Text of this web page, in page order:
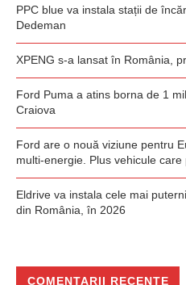
PPC blue va instala stații de
Dedeman
XPENG s-a lansat în România,
Ford Puma a atins borna de 1
Craiova
Ford are o nouă viziune pentru
multi-energie. Plus vehicule
Eldrive va instala cele mai
din România, în 2026
COMENTARII RECENTE